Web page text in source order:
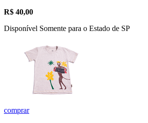
R$ 40,00
Disponível Somente para o Estado de SP
comprar